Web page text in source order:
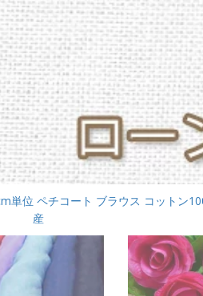
単位 ペチコート ブラウス コットン
産